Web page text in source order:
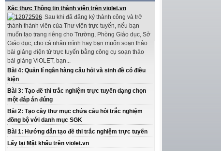
Xác thực Thông tin thành viên trên violet.vn
Sau khi đã đăng ký thành công và trở
thành thành viên của Thư viện trực tuyến, nếu bạn
muốn tạo trang riêng cho Trường, Phòng Giáo dục, Sở
Giáo dục, cho cá nhân mình hay bạn muốn soạn thảo
bài giảng điện tử trực tuyến bằng công cụ soạn thảo
bài giảng ViOLET, bạn...
Bài 4: Quản lí ngân hàng câu hỏi và sinh đề có điều
kiện
Bài 3: Tạo đề thi trắc nghiệm trực tuyến dạng chọn
một đáp án đúng
Bài 2: Tạo cây thư mục chứa câu hỏi trắc nghiệm
đồng bộ với danh mục SGK
Bài 1: Hướng dẫn tạo đề thi trắc nghiệm trực tuyến
Lấy lại Mật khẩu trên violet.vn